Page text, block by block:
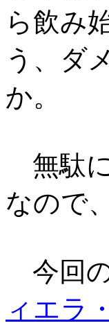
ら飲み
う、ダ
か。
無駄
なので
今回
ィエラ